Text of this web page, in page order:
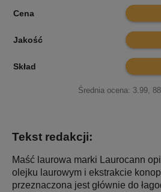
Cena 8.1
Jakość 7.9
Skład 8.2
Średnia ocena: 3.99,
Tekst redakcji:
Maść laurowa marki Laurocann
olejku laurowym i ekstrakcie
przeznaczona jest głównie do